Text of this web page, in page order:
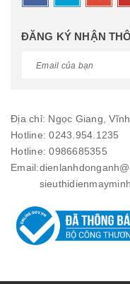
ĐĂNG KÝ NHẬN
Địa chỉ: Ngọc Giang,
Hotline: 0243.954.1235
Hotline: 0986685355
Email: